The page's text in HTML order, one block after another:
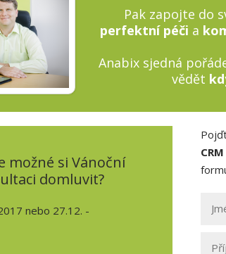
Pak zapojte do
perfektní péči a
Anabix sjedná
vědět
možné si Vánoční
domluvit?
nebo 27.12. -